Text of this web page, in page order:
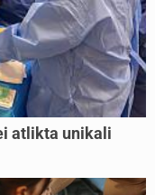
atlikta unikali